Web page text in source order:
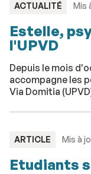
TYPE
ACTUALITÉ Mis
Estelle,
l'UPVD
Depuis le mois
accompagne les
Via Domitia
TYPE
ARTICLE Mis à
Etudiants